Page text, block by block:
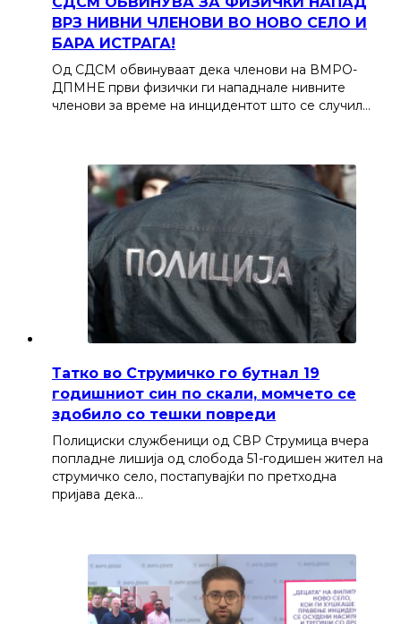
ВРЗ НИВНИ ЧЛЕНОВИ ВО НОВО СЕЛО И
БАРА ИСТРАГА!
Од СДСМ обвинуваат дека членови на ВМРО-
ДПМНЕ први физички ги нападнале нивните
членови за време на инцидентот што се случил…
Татко во Струмичко го бутнал 19
годишниот син по скали, момчето се
здобило со тешки повреди
Полициски службеници од СВР Струмица вчера
попладне лишија од слобода 51-годишен жител на
струмичко село, постапувајќи по претходна
пријава дека…